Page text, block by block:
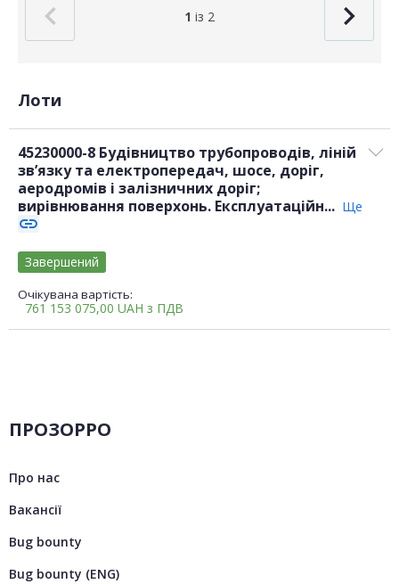
1 із 2
Лоти
45230000-8 Будівництво трубопроводів, ліній
зв’язку та електропередач, шосе, доріг,
аеродромів і залізничних доріг;
вирівнювання поверхонь. Експлуатаційн... Ще
link
Очікувана вартість:
761 153 075,00 UAH з ПДВ
Завершений
ПРОЗОРРО
Про нас
Вакансії
Bug bounty
Bug bounty (ENG)